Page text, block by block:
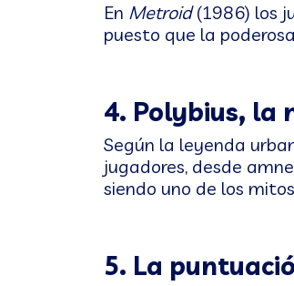
En Metroid(1986) los
puesto que la
4. Polybius, la
Según la leyenda
jugadores, desde
siendo uno de los
5. La